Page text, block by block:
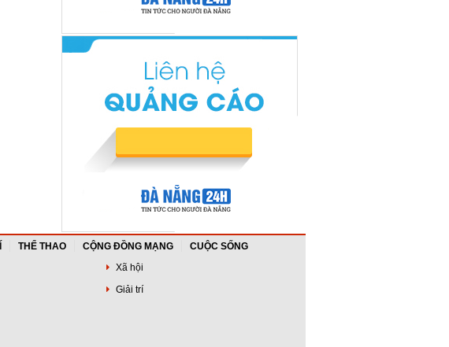
THỂ THAO CỘNG ĐỒNG MẠNG
CUỘC SỐNG
Xã hội
Giải trí